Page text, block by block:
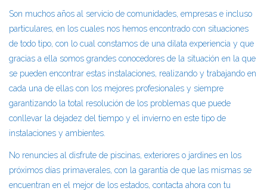
Son muchos años al servicio de comunidades, empresas e incluso
particulares, en los cuales nos hemos encontrado con situaciones
de todo tipo, con lo cual constamos de una dilata experiencia y que
gracias a ella somos grandes conocedores de la situación en la que
se pueden encontrar estas instalaciones, realizando y trabajando en
cada una de ellas con los mejores profesionales y siempre
garantizando la total resolución de los problemas que puede
conllevar la dejadez del tiempo y el invierno en este tipo de
instalaciones y ambientes.
No renuncies al disfrute de piscinas, exteriores o jardines en los
próximos días primaverales, con la garantía de que las mismas se
encuentran en el mejor de los estados, contacta ahora con tu